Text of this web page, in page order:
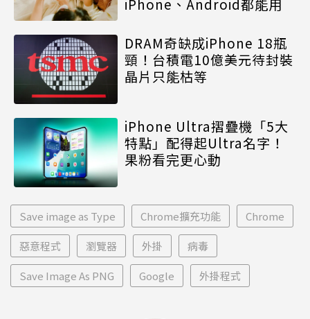
DRAM奇缺成iPhone 18瓶
頸！台積電10億美元待封裝
晶片只能枯等
iPhone Ultra摺疊機「5大
特點」配得起Ultra名字！
果粉看完更心動
Save image as Type Chrome擴充功能 Chrome
惡意程式 瀏覽器 外掛 病毒
Save Image As PNG Google 外掛程式